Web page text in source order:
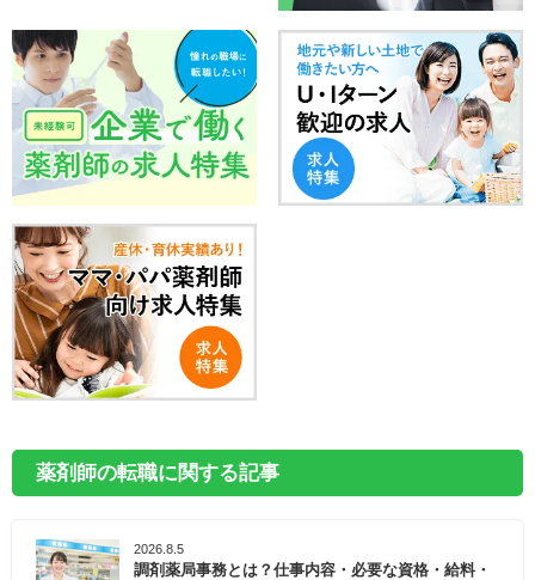
薬剤師の転職に関する記事
2026.8.5
調剤薬局事務とは？仕事内容・必要な資格・給料・